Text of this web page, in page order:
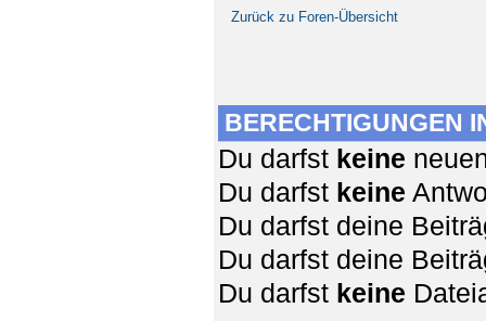
Zurück zu Foren-Übersicht
BERECHTIGUNGEN
Du darfst keine
Du darfst keine
Du darfst deine
Du darfst deine
Du darfst keine